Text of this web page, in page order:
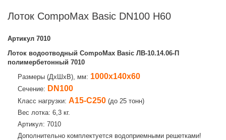
Лоток CompoMax Basic DN100 H60
Артикул 7010
Лоток водоотводный CompoMax Basic ЛВ-10.14.06-П
полимербетонный 7010
Размеры (ДхШхВ), мм: 1000х140х60
Сечение: DN100
Класс нагрузки: А15-С250 (до 25 тонн)
Вес лотка: 6,3 кг.
Артикул: 7010
Дополнительно комплектуется водоприемными решетками!